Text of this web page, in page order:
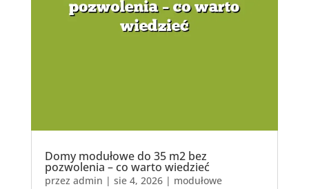
Domy modułowe do 35 m2 bez
pozwolenia – co warto wiedzieć
przez admin | sie 4, 2026| modułowe